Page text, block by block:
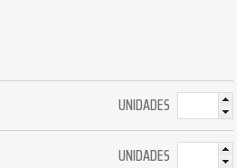
UNIDADES
UNIDADES